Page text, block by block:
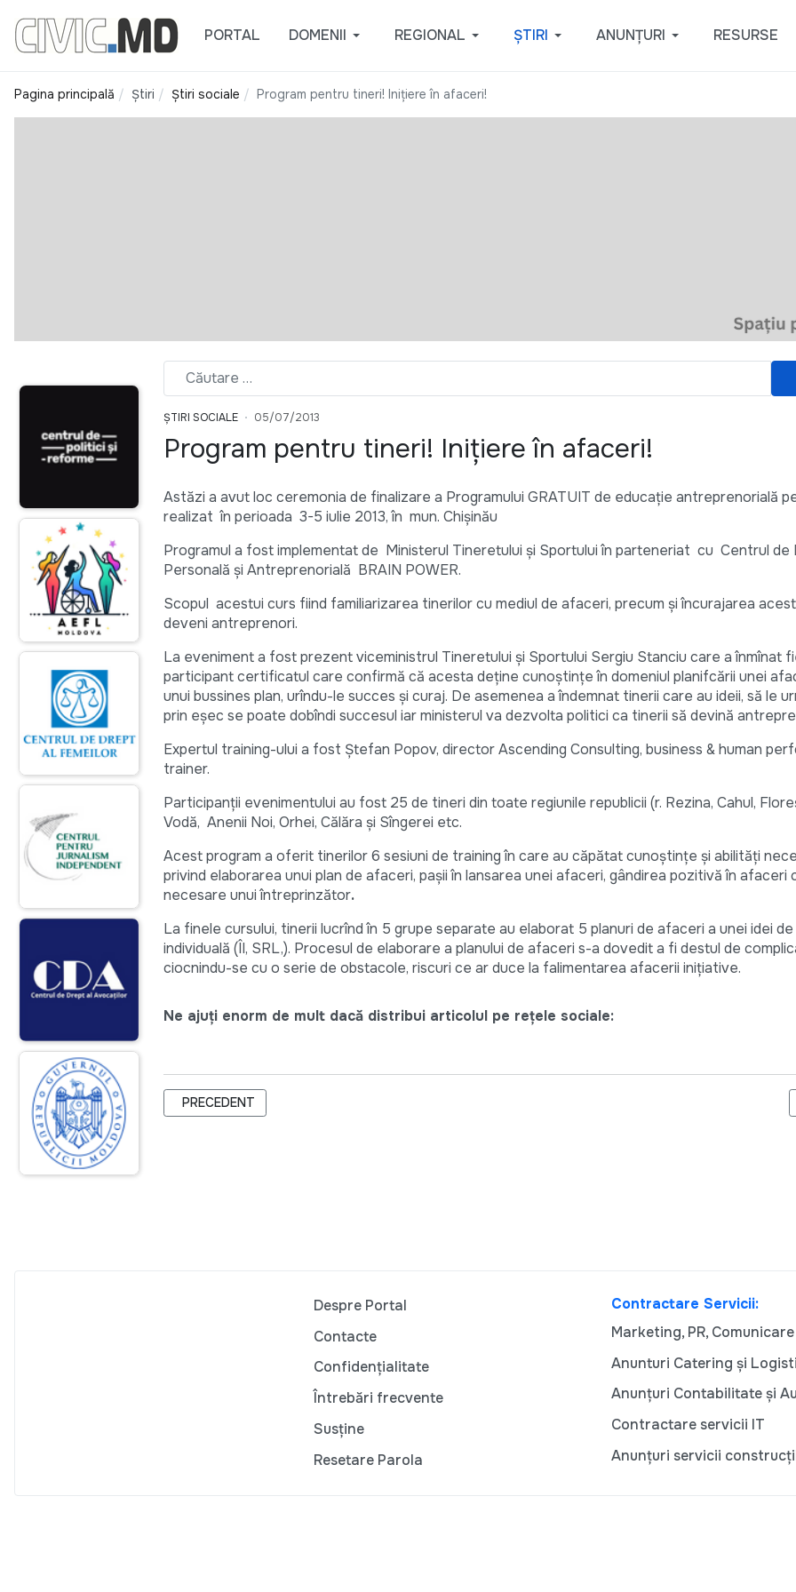
PORTAL DOMENII REGIONAL ȘTIRI ANUNȚURI RESURSE
Pagina principală Știri Știri sociale Program pentru tineri! Iniţiere în afaceri!
ȘTIRI SOCIALE 05/07/2013
Program pentru tineri! Iniţiere în afaceri!
Astăzi a avut loc ceremonia de finalizare a Programului GRATUIT de educaţie antreprenorială
realizat în perioada 3-5 iulie 2013, în mun. Chişinău
Programul a fost implementat de Ministerul Tineretului şi Sportului în parteneriat cu Centrul de
Personală şi Antreprenorială BRAIN POWER.
Scopul acestui curs fiind familiarizarea tinerilor cu mediul de afaceri, precum şi încurajarea
deveni antreprenori.
La eveniment a fost prezent viceministrul Tineretului şi Sportului Sergiu Stanciu care a înmînat
participant certificatul care confirmă că acesta deţine cunoştinţe în domeniul planifcării unei
unui bussines plan, urîndu-le succes şi curaj. De asemenea a îndemnat tinerii care au ideii, să le
prin eşec se poate dobîndi succesul iar ministerul va dezvolta politici ca tinerii să devină
Expertul training-ului a fost Ştefan Popov, director Ascending Consulting, business & human
trainer.
Participanții evenimentului au fost 25 de tineri din toate regiunile republicii (r. Rezina, Cahul,
Vodă, Anenii Noi, Orhei, Călăra şi Sîngerei etc.
Acest program a oferit tinerilor 6 sesiuni de training în care au căpătat cunoștințe și abilități
privind elaborarea unui plan de afaceri, paşii în lansarea unei afaceri, gândirea pozitivă în afaceri
necesare unui întreprinzător.
La finele cursului, tinerii lucrînd în 5 grupe separate au elaborat 5 planuri de afaceri a unei idei
individuală (ÎI, SRL,). Procesul de elaborare a planului de afaceri s-a dovedit a fi destul de
ciocnindu-se cu o serie de obstacole, riscuri ce ar duce la falimentarea afacerii inițiative.
Ne ajuți enorm de mult dacă distribui articolul pe rețele sociale:
ARTICOL PRECEDENT: LUCRĂRI LA FINISAREA PROIECTULUI, PARCUL PENTRU COPII ȘI TINERI
PRECEDENT
Despre Portal
Contacte
Confidențialitate
Întrebări frecvente
Susține
Resetare Parola
Contractare Servicii:
Marketing, PR, Comunicare
Anunturi Catering și
Anunțuri Contabilitate și
Contractare servicii IT
Anunțuri servicii